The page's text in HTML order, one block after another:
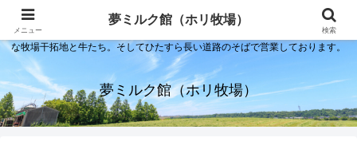
夢ミルク館！それは石川の金沢の隣にある内灘町にあるソフトクリーム屋で
す。日本海のすぐそばで展開する当店は、まるで小京都ならぬ小北海道のよう
な牧場干拓地と牛たち。そしてひたすら長い道路のそばで営業しております。
夢ミルク館（ホリ牧場）
メニュー
夢ミルク館（ホリ牧場）
検索